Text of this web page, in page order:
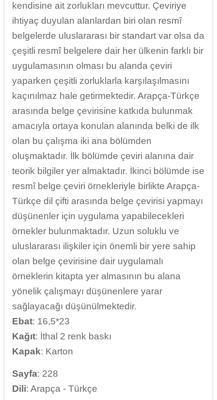
kendisine ait zorlukları mevcuttur. Çeviriye
ihtiyaç duyulan alanlardan biri olan resmî
belgelerde uluslararası bir standart var olsa da
çeşitli resmî belgelere dair her ülkenin farklı bir
uygulamasının olması bu alanda çeviri
yaparken çeşitli zorluklarla karşılaşılmasını
kaçınılmaz hale getirmektedir. Arapça-Türkçe
arasında belge çevirisine katkıda bulunmak
amacıyla ortaya konulan alanında belki de ilk
olan bu çalışma iki ana bölümden
oluşmaktadır. İlk bölümde çeviri alanına dair
teorik bilgiler yer almaktadır. İkinci bölümde ise
resmî belge çeviri örnekleriyle birlikte Arapça-
Türkçe dil çifti arasında belge çevirisi yapmayı
düşünenler için uygulama yapabilecekleri
örnekler bulunmaktadır. Uzun soluklu ve
uluslararası ilişkiler için önemli bir yere sahip
olan belge çevirisine dair uygulamalı
örneklerin kitapta yer almasının bu alana
yönelik çalışmayı düşünenlere yarar
sağlayacağı düşünülmektedir.
Ebat: 16,5*23
Kağıt: İthal 2 renk baskı
Kapak: Karton
Sayfa: 228
Dili: Arapça - Türkçe